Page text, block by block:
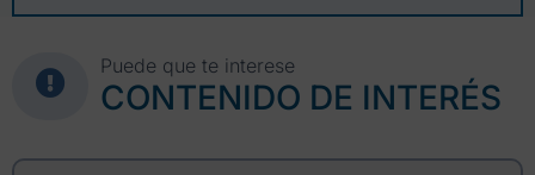
Puede que te interese
CONTENIDO DE INTERÉS